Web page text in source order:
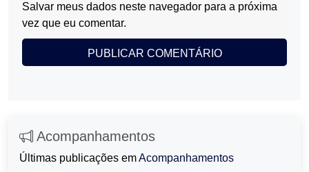
Salvar meus dados neste navegador para a próxima
vez que eu comentar.
Acompanhamentos
Últimas publicações emAcompanhamentos